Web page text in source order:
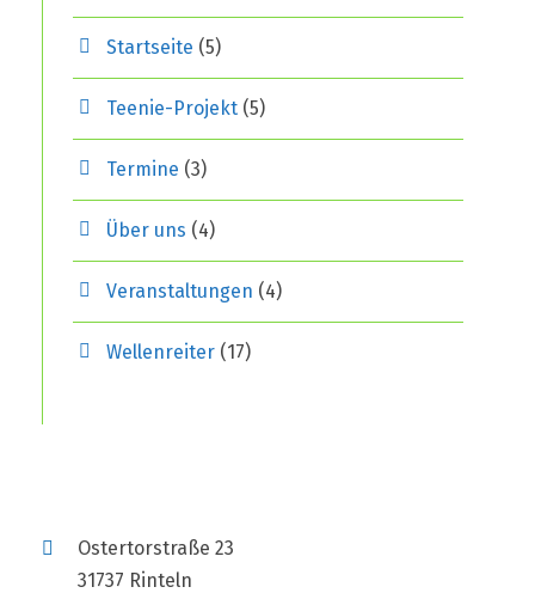
Startseite (5)
Teenie-Projekt (5)
Termine (3)
Über uns (4)
Veranstaltungen (4)
Wellenreiter (17)
Ostertorstraße 23
31737 Rinteln